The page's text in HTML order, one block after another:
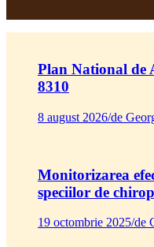
Plan National de
8310
8 august 2026/de
Monitorizarea
speciilor de
19 octombrie 2025/de